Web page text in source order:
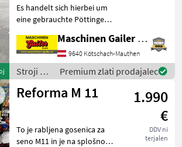
Es handelt sich hierbei um
eine gebrauchte Pöttinger
allgemein guten Zustand! *
Rotax Motor * Luftreifen *
Arbeitsbreite ca.160cm *
Heuraup
Maschinen Gailer GmbH
9640 Kötschach-Mauthen
Stroji z
motorji /
Pöttinger
Premium zlati prodajalec
Reforma M 11
1.990
€
DDV ni
terjalen
To je rabljena gosenica za
seno M11 in je na splošno v